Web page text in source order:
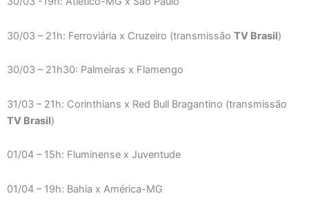
30/03 – 21h: Ferroviária x Cruzeiro (transmissão TV Brasil)
30/03 – 21h30: Palmeiras x Flamengo
31/03 – 21h: Corinthians x Red Bull Bragantino (transmissão
TV Brasil)
01/04 – 15h: Fluminense x Juventude
01/04 – 19h: Bahia x América-MG